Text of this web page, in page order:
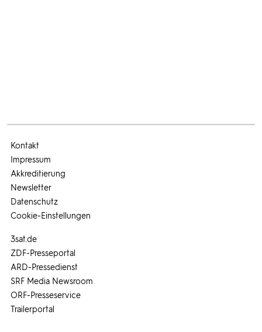
3sat.de
ZDF-Presseportal
ARD-Pressedienst
SRF Media Newsroom
ORF-Presseservice
Trailerportal
Kontakt
Impressum
Akkreditierung
Newsletter
Datenschutz
Cookie-Einstellungen